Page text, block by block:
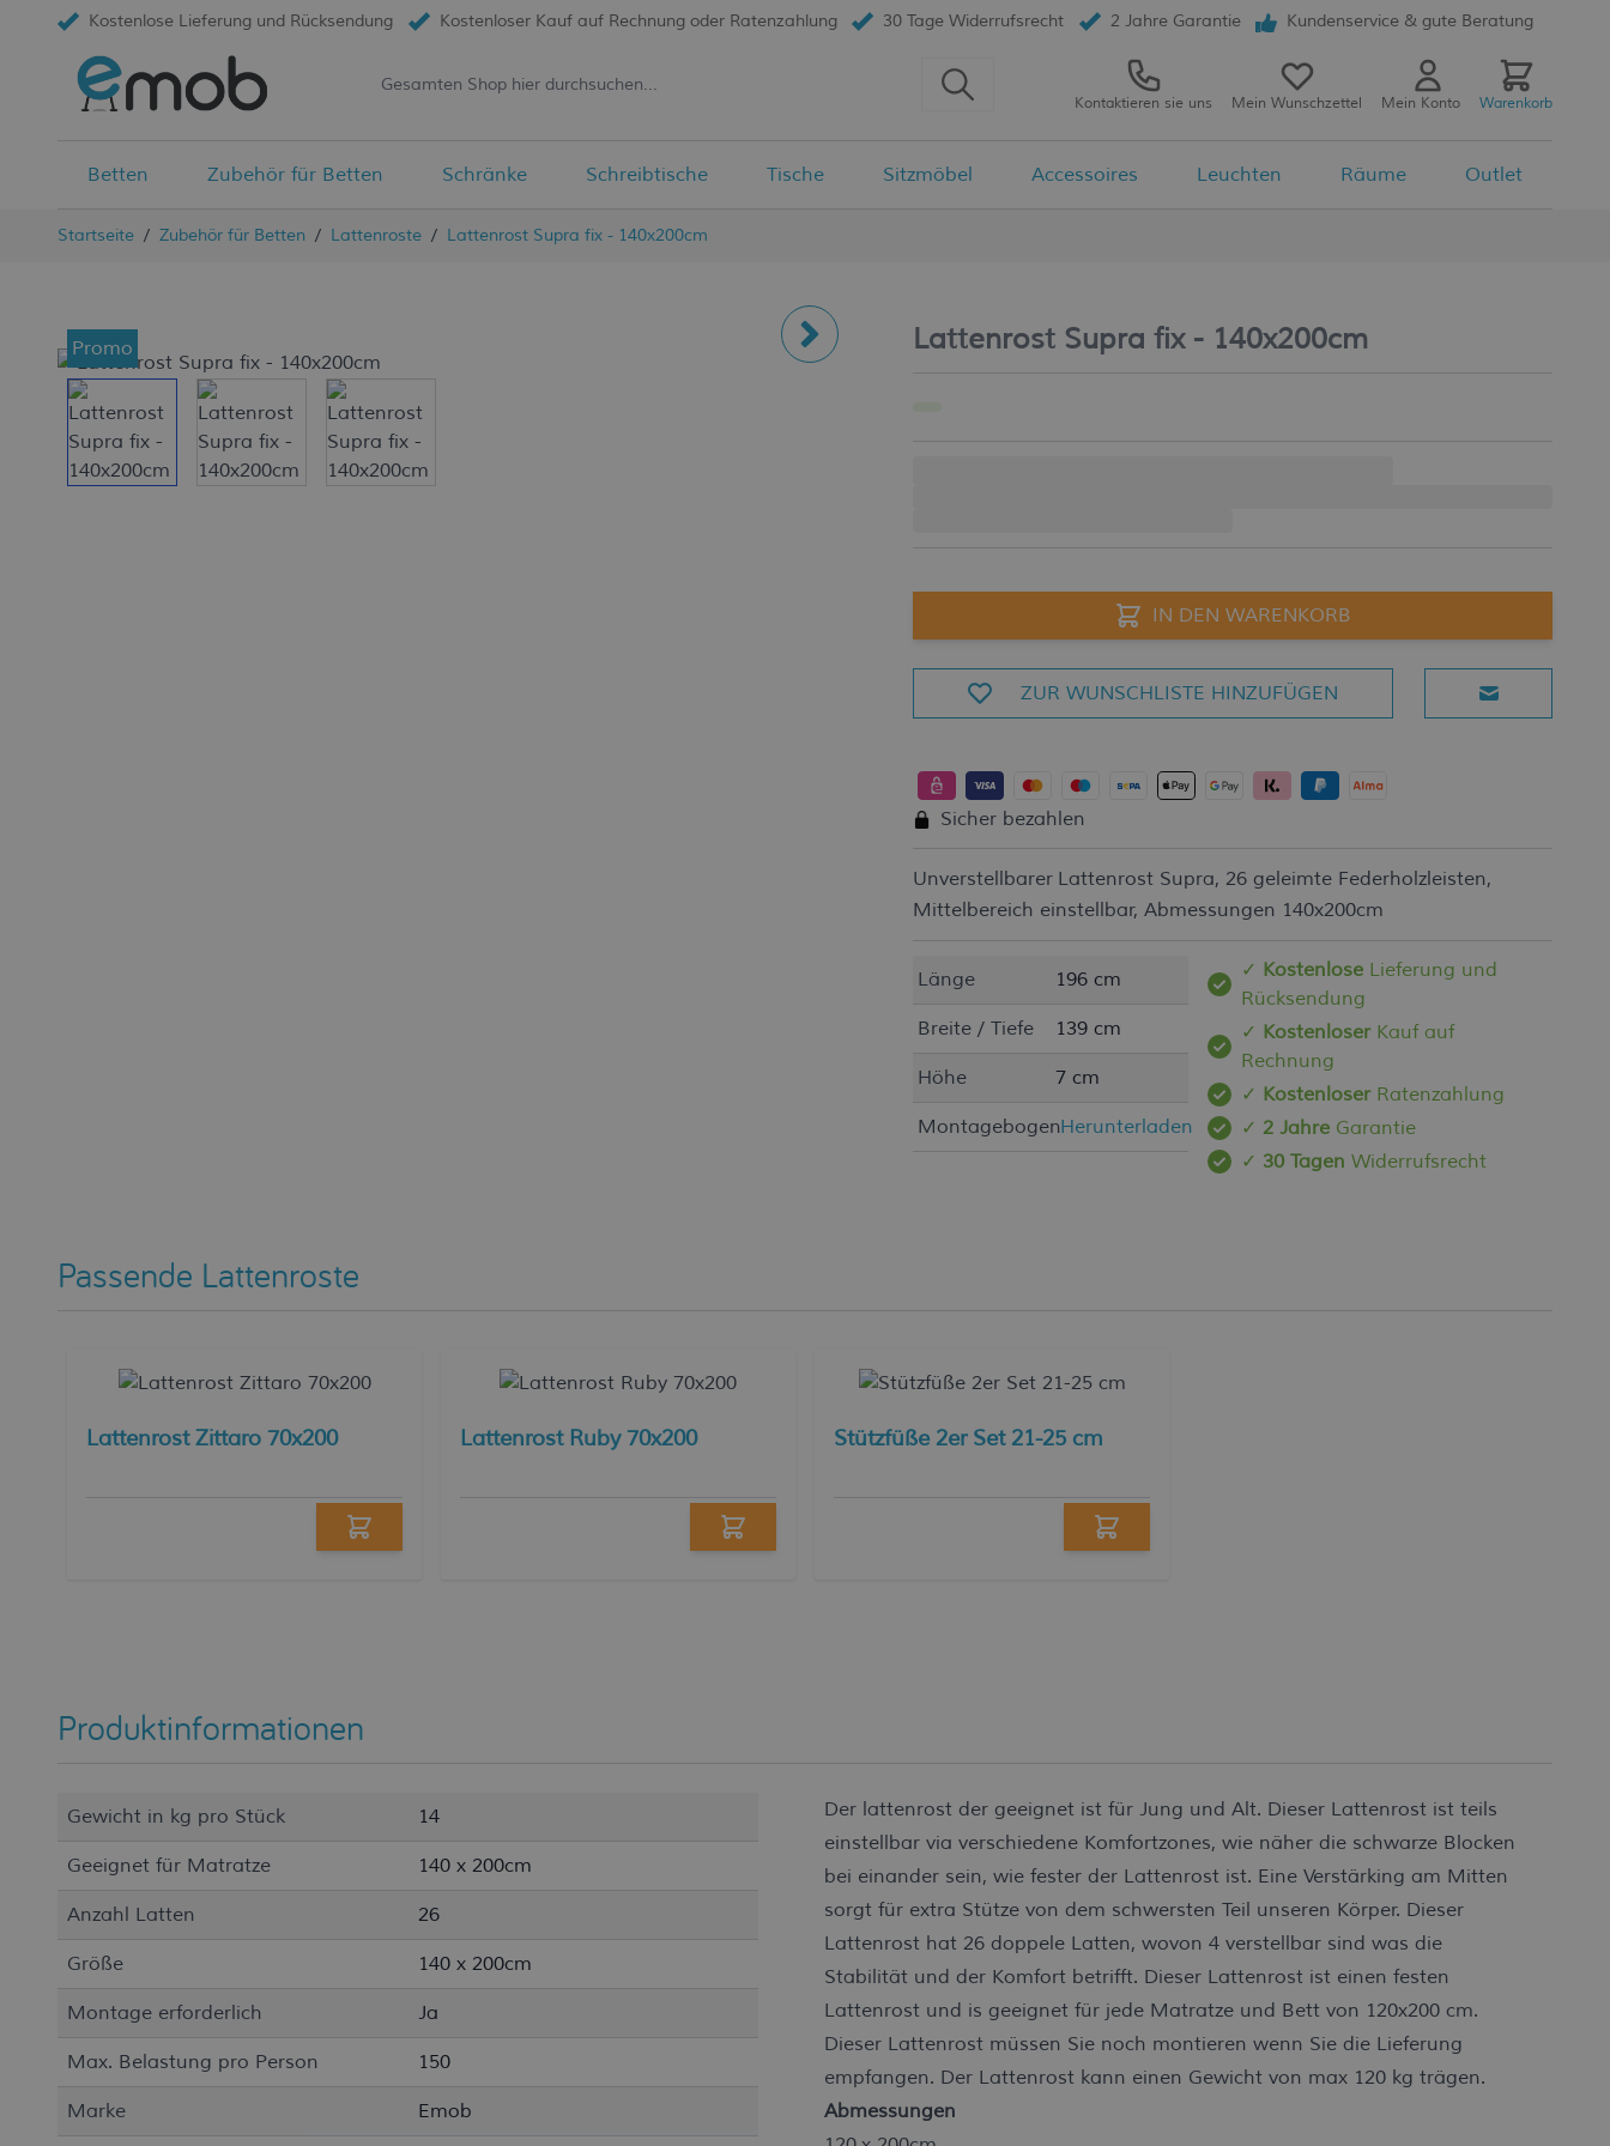
Kostenlose Lieferung und Rücksendung Kostenloser Kauf auf Rechnung oder Ratenzahlung 30 Tage Widerrufsrecht 2 Jahre Garantie Kundenservice & gute Beratung
Kontaktieren sie uns Mein Wunschzettel Mein Konto Warenkorb
Betten Zubehör für Betten Schränke Schreibtische Tische Sitzmöbel Accessoires Leuchten Räume
Outlet
Zum Inhalt springen
Startseite / Zubehör für Betten / Lattenroste / Lattenrost Supra fix - 140x200cm
Promo Lattenrost Supra fix - 140x200cm
IN DEN WARENKORB
ZUR WUNSCHLISTE HINZUFÜGEN
Sicher bezahlen
Unverstellbarer Lattenrost Supra, 26 geleimte Federholzleisten,
Mittelbereich einstellbar, Abmessungen 140x200cm
Länge 196 cm
Breite / Tiefe 139 cm
Höhe 7 cm
MontagebogenHerunterladen
✓ KostenloseLieferung und
Rücksendung
✓ KostenloserKauf auf
Rechnung
✓ KostenloserRatenzahlung
✓ 2 JahreGarantie
✓ 30 Tagen Widerrufsrecht
Passende Lattenroste
Lattenrost Zittaro 70x200 Lattenrost Ruby 70x200 Stützfüße 2er Set 21-25 cm
Produktinformationen
Gewicht in kg pro Stück 14
Geeignet für Matratze 140 x 200cm
Anzahl Latten 26
Größe 140 x 200cm
Montage erforderlich Ja
Max. Belastung pro Person 150
Marke Emob
Der lattenrost der geeignet ist für Jung und Alt. Dieser Lattenrost ist teils
einstellbar via verschiedene Komfortzones, wie näher die schwarze Blocken
bei einander sein, wie fester der Lattenrost ist. Eine Verstärking am Mitten
sorgt für extra Stütze von dem schwersten Teil unseren Körper. Dieser
Lattenrost hat 26 doppele Latten, wovon 4 verstellbar sind was die
Stabilität und der Komfort betrifft. Dieser Lattenrost ist einen festen
Lattenrost und is geeignet für jede Matratze und Bett von 120x200 cm.
Dieser Lattenrost müssen Sie noch montieren wenn Sie die Lieferung
empfangen. Der Lattenrost kann einen Gewicht von max 120 kg trägen.
Abmessungen